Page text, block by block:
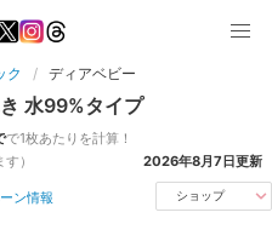
ク ディアベビー
水99%タイプ
で1枚あたりを計算！
）
2026年8月7日更新
ン情報 ショップ